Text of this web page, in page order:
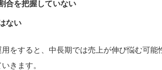
合を把握していない
ない
をすると、中長期では売上が伸び悩む可能
きます。